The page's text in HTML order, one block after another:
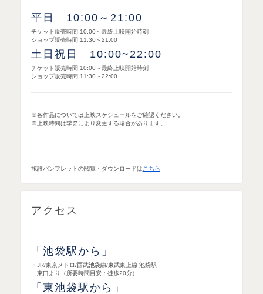
平日 10:00～21:00
チケット販売時間 10:00～最終上映開始時刻
ショップ販売時間 11:30～21:00
土日祝日 10:00~22:00
チケット販売時間 10:00～最終上映開始時刻
ショップ販売時間 11:30～22:00
※各作品については上映スケジュールをご確認ください。
※上映時間は季節により変更する場合があります。
施設パンフレットの閲覧・ダウンロードは こちら
アクセス
「池袋駅から」
・JR/東京メトロ/西武池袋線/東武東上線 池袋駅
東口より（所要時間目安：徒歩20分）
「東池袋駅から」